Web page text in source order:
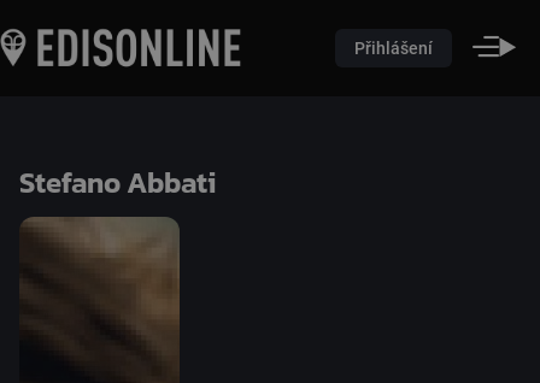
Přihlášení
Stefano Abbati